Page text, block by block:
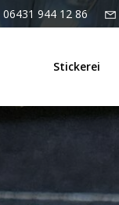
06431 944 12 86
Stickerei